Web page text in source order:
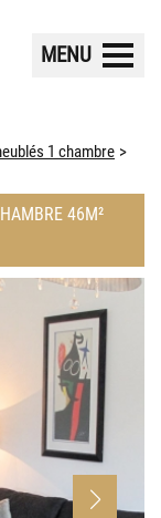
MENU
1 chambre
46M²